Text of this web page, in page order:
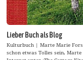
Lieber Buch als Blog
Kulturbuch | Marte Marie
schon etwas Tolles sein,